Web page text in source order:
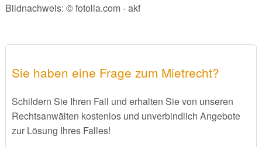
Bildnachweis: © fotolia.com - akf
Sie haben eine Frage zum Mietrecht?
Schildern Sie Ihren Fall und erhalten Sie von unseren
Rechtsanwälten kostenlos und unverbindlich Angebote
zur Lösung Ihres Falles!